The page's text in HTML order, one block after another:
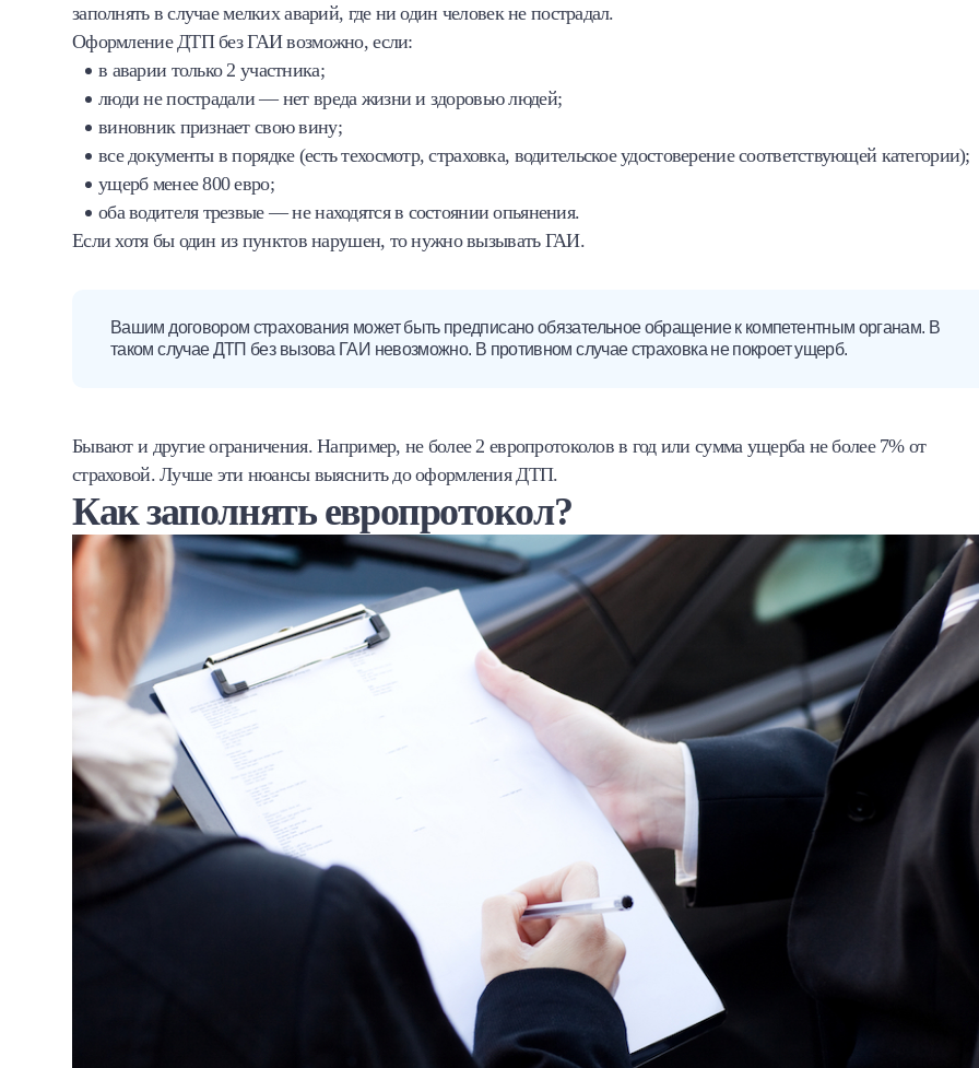
заполнять в случае мелких аварий, где ни один человек не пострадал.
Оформление ДТП без ГАИ возможно, если:
в аварии только 2 участника;
люди не пострадали — нет вреда жизни и здоровью людей;
виновник признает свою вину;
все документы в порядке (есть техосмотр, страховка, водительское удостоверение соответствующей категории);
ущерб менее 800 евро;
оба водителя трезвые — не находятся в состоянии опьянения.
Если хотя бы один из пунктов нарушен, то нужно вызывать ГАИ.
Вашим договором страхования может быть предписано обязательное обращение к компетентным органам. В
таком случае ДТП без вызова ГАИ невозможно. В противном случае страховка не покроет ущерб.
Бывают и другие ограничения. Например, не более 2 европротоколов в год или сумма ущерба не более 7% от
страховой. Лучше эти нюансы выяснить до оформления ДТП.
Как заполнять европротокол?